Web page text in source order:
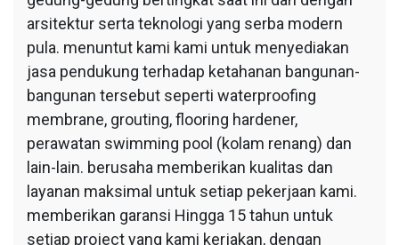
arsitektur serta teknologi yang serba modern
pula. menuntut kami kami untuk menyediakan
jasa pendukung terhadap ketahanan bangunan-
bangunan tersebut seperti waterproofing
membrane, grouting, flooring hardener,
perawatan swimming pool (kolam renang) dan
lain-lain. berusaha memberikan kualitas dan
layanan maksimal untuk setiap pekerjaan kami.
memberikan garansi Hingga 15 tahun untuk
setiap project yang kami kerjakan, dengan